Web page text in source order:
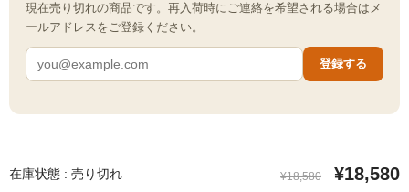
シーシャ初心者向けメディア記事
ゆっくり解説
シーシャ機材
現在売り切れの商品です。再入荷時にご連絡を希望される場合はメ
ールアドレスをご登録ください。
登録する
在庫状態 : 売り切れ ¥18,580 ¥18,580